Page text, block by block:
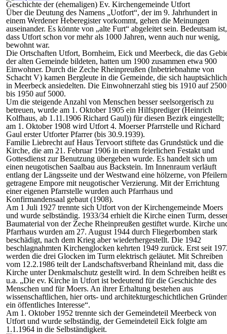
Geschichte der (ehemaligen) Ev. Kirchengemeinde Utfort
Über die Deutung des Namens „Uotfort“, der im 9. Jahrhundert in
einem Werdener Heberegister vorkommt, gehen die Meinungen
auseinander. Es könnte von „alte Furt“ abgeleitet sein. Bedeutsam ist,
dass Utfort schon vor mehr als 1000 Jahren, wenn auch nur wenig,
bewohnt war.
Die Ortschaften Utfort, Bornheim, Eick und Meerbeck, die das
der alten Gemeinde bildeten, hatten um 1900 zusammen etwa 900
Einwohner. Durch die Zeche Rheinpreußen (Inbetriebnahme von
Schacht V) kamen Bergleute in die Gemeinde, die sich hauptsächlich
in Meerbeck ansiedelten. Die Einwohnerzahl stieg bis 1910 auf
bis 1950 auf 5000.
Um die steigende Anzahl von Menschen besser seelsorgerisch zu
betreuen, wurde am 1. Oktober 1905 ein Hilfsprediger (Heinrich
Kolfhaus, ab 1.11.1906 Richard Gaul)) für diesen Bezirk eingestellt;
am 1. Oktober 1908 wird Utfort 4. Moerser Pfarrstelle und Richard
Gaul erster Utforter Pfarrer (bis 30.9.1939).
Familie Liebrecht auf Haus Tervoort stiftete das Grundstück und die
Kirche, die am 21. Februar 1906 in einem feierlichen Festakt und
Gottesdienst zur Benutzung übergeben wurde. Es handelt sich um
einen neugotischen Saalbau aus Backstein. Im Innenraum verläuft
entlang der Längsseite und der Westwand eine hölzerne, von Pfeilern
getragene Empore mit neugotischer Verzierung. Mit der Errichtung
einer eigenen Pfarrstelle wurden auch Pfarrhaus und
Konfirmandensaal gebaut (1908).
Am 1 Juli 1927 trennte sich Utfort von der Kirchengemeinde Moers
und wurde selbständig. 1933/34 erhielt die Kirche einen Turm,
Baumaterial von der Zeche Rheinpreußen gestiftet wurde. Kirche
Pfarrhaus wurden am 27. August 1944 durch Fliegerbomben stark
beschädigt, nach dem Krieg aber wiederhergestellt. Die 1942
beschlagnahmten Kirchenglocken kehrten 1949 zurück. Erst seit
werden die drei Glocken im Turm elektrisch geläutet. Mit Schreiben
vom 12.2.1986 teilt der Landschaftsverband Rheinland mit, dass die
Kirche unter Denkmalschutz gestellt wird. In dem Schreiben heißt es
u.a. „Die ev. Kirche in Utfort ist bedeutend für die Geschichte des
Menschen und für Moers. An ihrer Erhaltung bestehen aus
wissenschaftlichen, hier orts- und architekturgeschichtlichen
ein öffentliches Interesse“.
Am 1. Oktober 1952 trennte sich der Gemeindeteil Meerbeck von
Utfort und wurde selbständig, der Gemeindeteil Eick folgte am
1.1.1964 in die Selbständigkeit.